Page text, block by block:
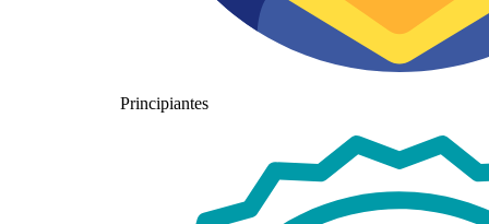
Principiantes